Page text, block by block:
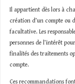
Il appartient dès lors à
création d’un compte ou
facultative. Les
personnes de l’intérêt
finalités des traitements
compte.
Ces recommandations